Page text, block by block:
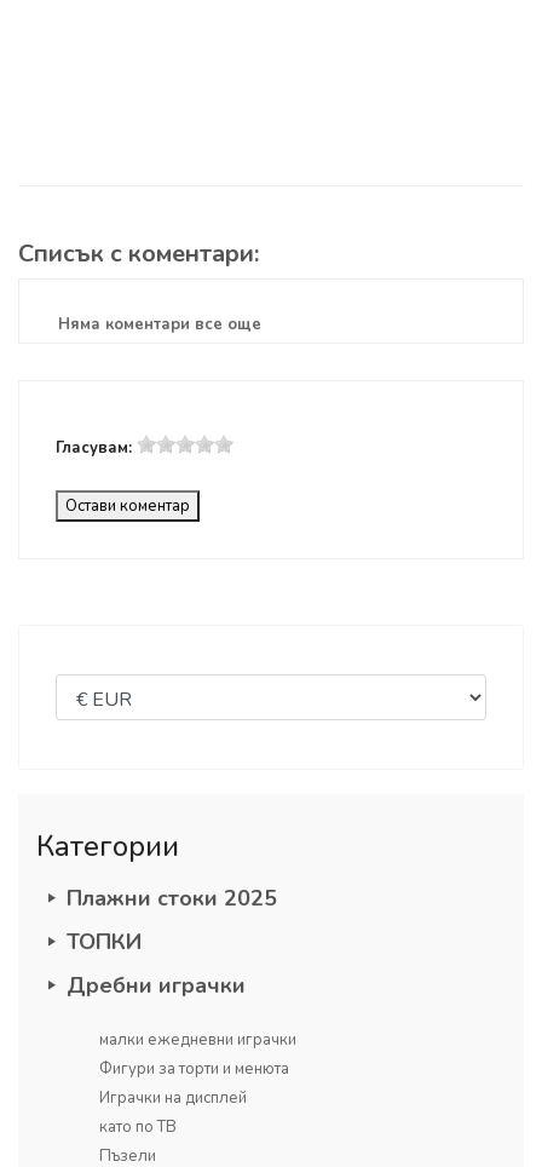
Списък с коментари:
Няма коментари все още
Гласувам:
Остави коментар
Категории
Плажни стоки 2025
ТОПКИ
Дребни играчки
малки ежедневни играчки
Фигури за торти и менюта
Играчки на дисплей
като по ТВ
Пъзели